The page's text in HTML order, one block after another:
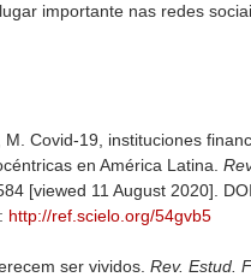
importante nas redes
M. Covid-19, instituciones
en América Latina.
[viewed 11 August 2020].
http://ref.scielo.org/54gvb5
ser vividos. Rev. Estud.